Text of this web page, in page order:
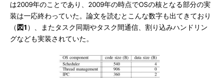
は2009年のことであり、2009年の時点でOSの核となる部分の実
装は一応終わっていた。論文を読むとこんな数字も出てきており
（ 図1 ）、またタスク同期やタスク間通信、割り込みハンドリン
グなども実装されていた。